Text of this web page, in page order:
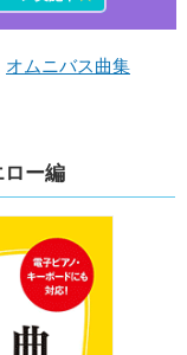
オムニバス曲集
ロー編